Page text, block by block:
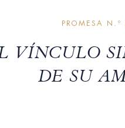
PROMESA N.º
VÍNCULO
DE SU